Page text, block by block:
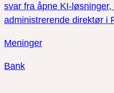
svar fra åpne KI-
administrerende direktør i
Meninger
Bank